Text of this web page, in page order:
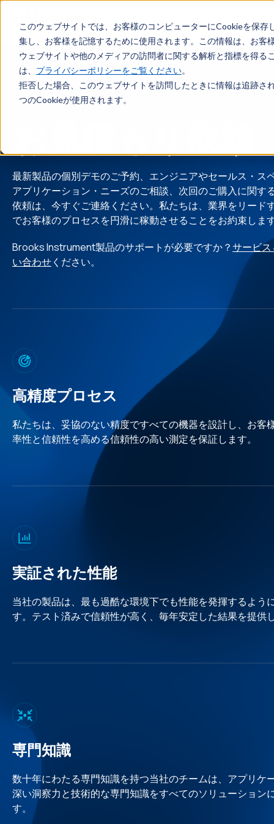
このウェブサイトでは、お客様のコンピューターにCookieを保
集し、お客様を記憶するために使用されます。この情報は、お
ウェブサイトや他のメディアの訪問者に関する解析と指標を得
は、 プライバシーポリシーをご覧ください。
拒否した場合、このウェブサイトを訪問したときに情報は追跡
つのCookieが使用されます。
メインコンテンツへスキップ
製品 マーケッ
最新製品の個別デモのご予約、エンジニアやセールス・ス
アプリケーション・ニーズのご相談、次回のご購入に関す
依頼は、今すぐご連絡ください。私たちは、業界をリード
でお客様のプロセスを円滑に稼動させることをお約束しま
Brooks Instrument製品のサポートが必要ですか？サービ
い合わせください。
高精度プロセス
私たちは、妥協のない精度ですべての機器を設計し、お客
率性と信頼性を高める信頼性の高い測定を保証します。
実証された性能
当社の製品は、最も過酷な環境下でも性能を発揮するよう
す。テスト済みで信頼性が高く、毎年安定した結果を提供
専門知識
数十年にわたる専門知識を持つ当社のチームは、アプリケ
深い洞察力と技術的な専門知識をすべてのソリューション
す。